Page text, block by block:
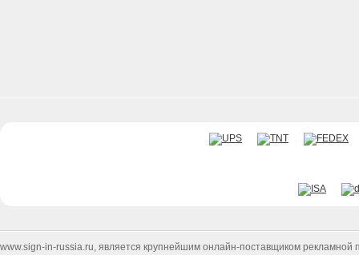
www.sign-in-russia.ru, является крупнейшим онлайн-поставщиком рекламной